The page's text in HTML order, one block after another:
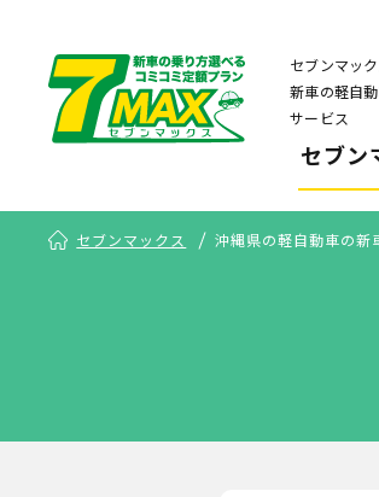
セブンマッ
新車の軽自
サービス
セブン
セブンマックス 沖縄県の軽自動車の新